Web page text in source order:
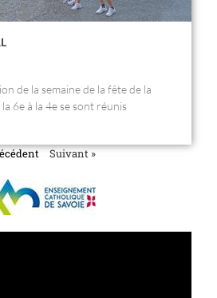
de la semaine de la fête de la
6e à la 4e se sont réunis
Suivant »